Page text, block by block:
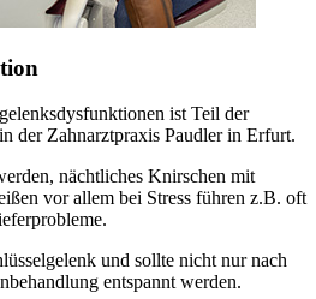
ist Teil der
der Zahnarztpraxis Paudler in Erfurt.
nächtliches Knirschen mit
vor allem bei Stress führen z.B. oft
und sollte nicht nur nach
entspannt werden.